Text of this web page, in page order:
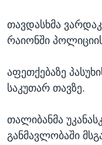
თავდასხმა
რაიონში
აფეთქებაზე
საკუთარ თავზე.
თალიბანმა
განმავლობაში